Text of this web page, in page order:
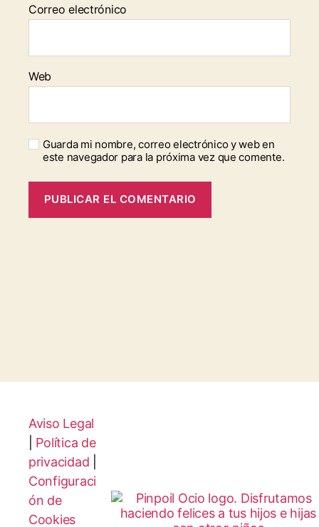
Correo electrónico
Web
Guarda mi nombre, correo electrónico y web en
este navegador para la próxima vez que comente.
Aviso Legal
Política de
privacidad
Configuraci
ón de
Cookies